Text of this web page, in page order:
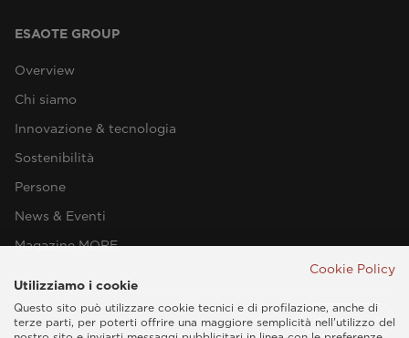
ESAOTE GROUP
Overview
Chi siamo
Innovazione & tecnologia
Sostenibilità
Persone
News & Eventi
Magazine MORE
Cookie Policy
Utilizziamo i cookie
Questo sito può utilizzare cookie tecnici e di profilazione, anche di
terze parti, per poterti offrire una maggiore semplicità nell'utilizzo del